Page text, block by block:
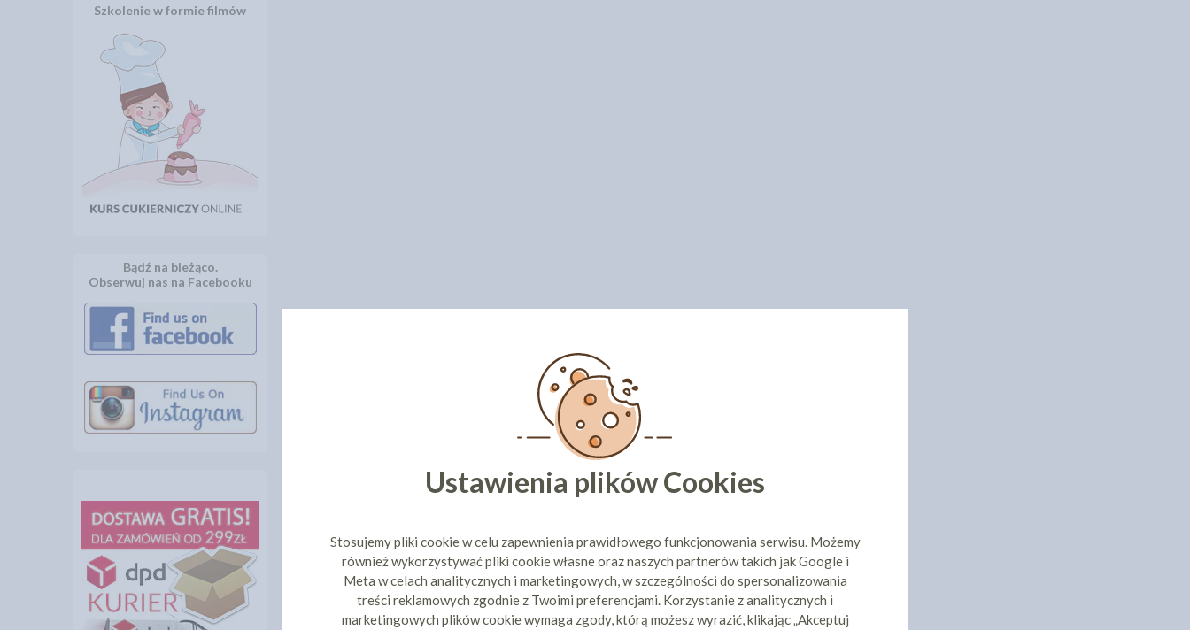
Szkolenie w formie filmów
Bądź na bieżąco.
Obserwuj nas na Facebooku
Ustawienia plików Cookies
Stosujemy pliki cookie w celu zapewnienia prawidłowego funkcjonowania serwisu. Możemy
również wykorzystywać pliki cookie własne oraz naszych partnerów takich jak Google i
Meta w celach analitycznych i marketingowych, w szczególności do spersonalizowania
treści reklamowych zgodnie z Twoimi preferencjami. Korzystanie z analitycznych i
marketingowych plików cookie wymaga zgody, którą możesz wyrazić, klikając „Akceptuj